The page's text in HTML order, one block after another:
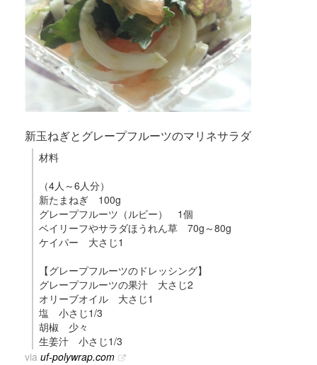
新玉ねぎとグレープフルーツのマリネサラダ
材料
（4人～6人分）
新たまねぎ 100g
グレープフルーツ（ルビー） 1個
ベイリーフやサラダほうれん草 70g～80g
ケイパー 大さじ1
【グレープフルーツのドレッシング】
グレープフルーツの果汁 大さじ2
オリーブオイル 大さじ1
塩 小さじ1/3
胡椒 少々
生姜汁 小さじ1/3
via uf-polywrap.com